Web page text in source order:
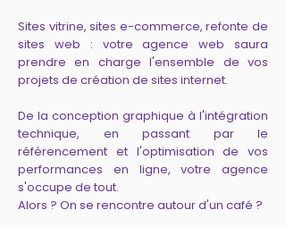
Sites vitrine, sites e-commerce, refonte de
sites web : votre agence web saura
prendre en charge l'ensemble de vos
projets de création de sites internet.
De la conception graphique à l'intégration
technique, en passant par le
référencement et l'optimisation de vos
performances en ligne, votre agence
s'occupe de tout.
Alors ? On se rencontre autour d'un café ?